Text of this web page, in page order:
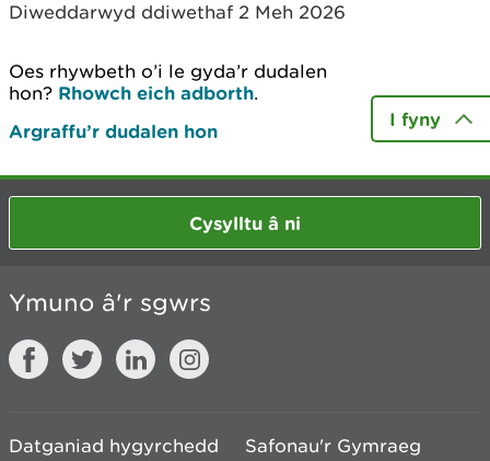
Diweddarwyd ddiwethaf 2 Meh 2026
Oes rhywbeth o’i le gyda’r dudalen
hon? Rhowch eich adborth.
Argraffu’r dudalen hon
I fyny
Cysylltu â ni
Ymuno â'r sgwrs
Datganiad hygyrchedd Safonau'r Gymraeg